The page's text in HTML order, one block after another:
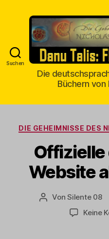
Suchen
Die
Büchern von
DIE GEHEIMNISSE DES
Website
Beitragsautor
VonSilente 08
Keine